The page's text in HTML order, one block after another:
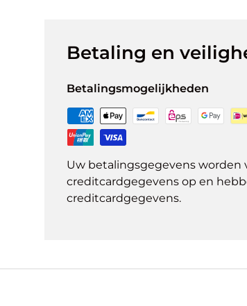
Betaling en
Betalingsmogelijkheden
Uw betalingsgegevens worden
creditcardgegevens op en
creditcardgegevens.